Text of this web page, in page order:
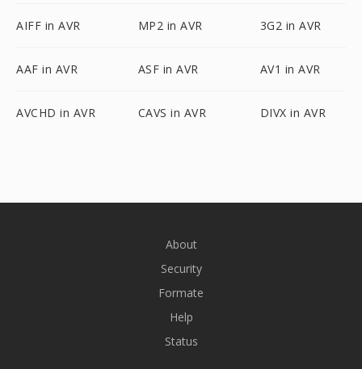
AIFF in AVR MP2 in AVR 3G2 in AVR
AAF in AVR ASF in AVR AV1 in AVR
AVCHD in AVR CAVS in AVR DIVX in AVR
About
Security
Formate
Help
Status